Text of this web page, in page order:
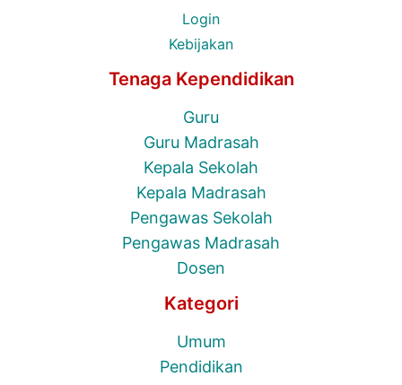
Login
Kebijakan
Tenaga Kependidikan
Guru
Guru Madrasah
Kepala Sekolah
Kepala Madrasah
Pengawas Sekolah
Pengawas Madrasah
Dosen
Kategori
Umum
Pendidikan